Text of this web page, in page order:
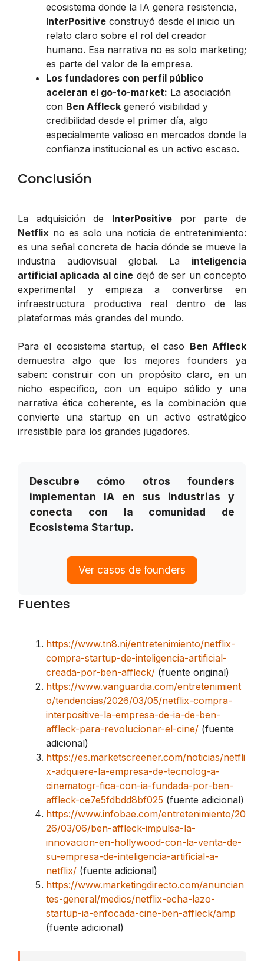
ecosistema donde la IA genera resistencia,
InterPositive construyó desde el inicio un
relato claro sobre el rol del creador
humano. Esa narrativa no es solo marketing;
es parte del valor de la empresa.
Los fundadores con perfil público
aceleran el go-to-market: La asociación
con Ben Affleck generó visibilidad y
credibilidad desde el primer día, algo
especialmente valioso en mercados donde la
confianza institucional es un activo escaso.
Conclusión
La adquisición de InterPositive por parte de
Netflix no es solo una noticia de entretenimiento:
es una señal concreta de hacia dónde se mueve la
industria audiovisual global. La inteligencia
artificial aplicada al cine dejó de ser un concepto
experimental y empieza a convertirse en
infraestructura productiva real dentro de las
plataformas más grandes del mundo.
Para el ecosistema startup, el caso Ben Affleck
demuestra algo que los mejores founders ya
saben: construir con un propósito claro, en un
nicho específico, con un equipo sólido y una
narrativa ética coherente, es la combinación que
convierte una startup en un activo estratégico
irresistible para los grandes jugadores.
Descubre cómo otros founders
implementan IA en sus industrias y
conecta con la comunidad de
Ecosistema Startup.
Ver casos de founders
Fuentes
https://www.tn8.ni/entretenimiento/netflix-
compra-startup-de-inteligencia-artificial-
creada-por-ben-affleck/ (fuente original)
https://www.vanguardia.com/entretenimient
o/tendencias/2026/03/05/netflix-compra-
interpositive-la-empresa-de-ia-de-ben-
affleck-para-revolucionar-el-cine/ (fuente
adicional)
https://es.marketscreener.com/noticias/netfli
x-adquiere-la-empresa-de-tecnolog-a-
cinematogr-fica-con-ia-fundada-por-ben-
affleck-ce7e5fdbdd8bf025 (fuente adicional)
https://www.infobae.com/entretenimiento/20
26/03/06/ben-affleck-impulsa-la-
innovacion-en-hollywood-con-la-venta-de-
su-empresa-de-inteligencia-artificial-a-
netflix/ (fuente adicional)
https://www.marketingdirecto.com/anuncian
tes-general/medios/netflix-echa-lazo-
startup-ia-enfocada-cine-ben-affleck/amp
(fuente adicional)